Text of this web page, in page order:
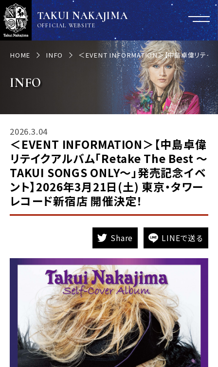
TAKUI NAKAJIMA
OFFICIAL WEBSITE
HOME INFO ＜EVENT INFORMATION＞【中島卓偉リテイ
INFO
2026.3.04
＜EVENT INFORMATION＞【中島卓偉
リテイクアルバム「Retake The Best 〜
TAKUI SONGS ONLY〜」発売記念イベ
ント】2026年3月21日(土) 東京・タワー
レコード新宿店 開催決定！
Share LINEで送る